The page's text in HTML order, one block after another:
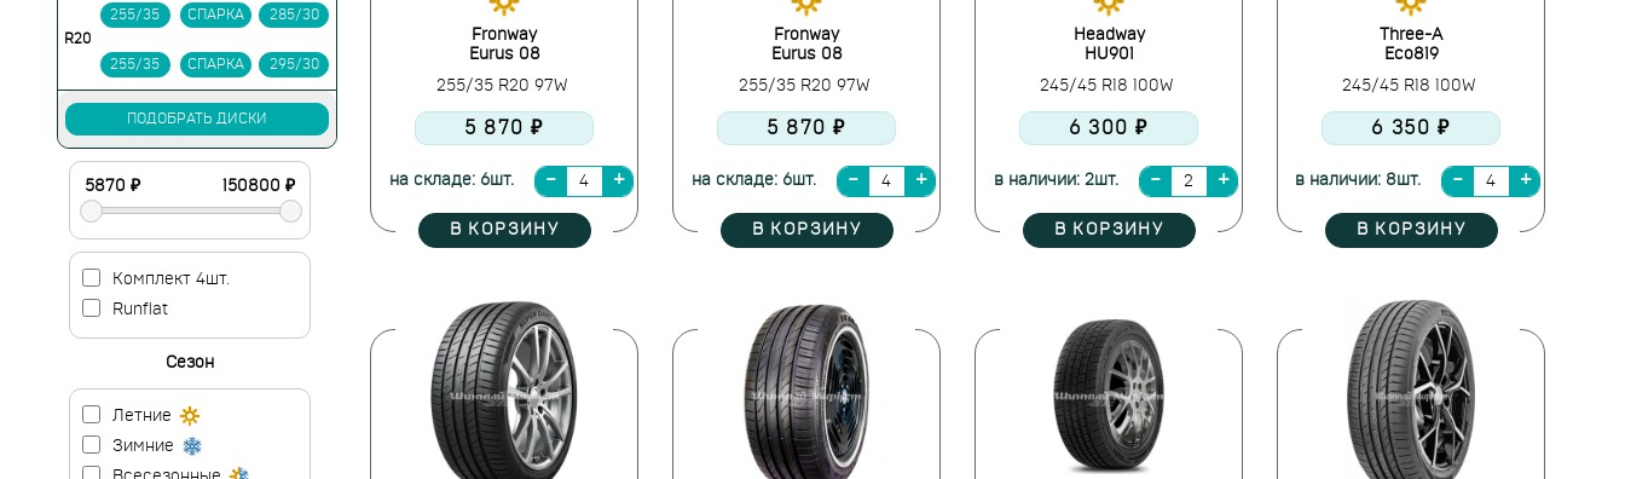
Fronway
Eurus 08
255/35 R20 97W
5 870 ₽
на складе: 6шт.
В КОРЗИНУ
Fronway
Eurus 08
255/35 R20 97W
5 870 ₽
на складе: 6шт.
В КОРЗИНУ
Headway
HU901
245/45 R18 100W
6 300 ₽
в наличии: 2шт.
В КОРЗИНУ
Three-A
Eco819
245/45 R18 100W
6 350 ₽
в наличии: 8шт.
В КОРЗИНУ
R20
255/35 СПАРКА 285/30
255/35 СПАРКА 295/30
ПОДОБРАТЬ ДИСКИ
Комплект 4шт.
Runflat
Сезон
Летние
Зимние